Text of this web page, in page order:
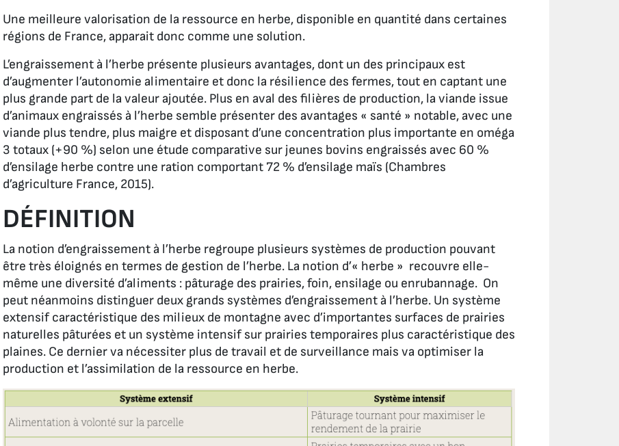
Une meilleure valorisation de la ressource en herbe, disponible en quantité dans certaines
régions de France, apparait donc comme une solution.
L’engraissement à l’herbe présente plusieurs avantages, dont un des principaux est
d’augmenter l’autonomie alimentaire et donc la résilience des fermes, tout en captant une
plus grande part de la valeur ajoutée. Plus en aval des filières de production, la viande issue
d’animaux engraissés à l’herbe semble présenter des avantages « santé » notable, avec une
viande plus tendre, plus maigre et disposant d’une concentration plus importante en oméga
3 totaux (+90 %) selon une étude comparative sur jeunes bovins engraissés avec 60 %
d’ensilage herbe contre une ration comportant 72 % d’ensilage maïs (Chambres
d’agriculture France, 2015).
DÉFINITION
La notion d’engraissement à l’herbe regroupe plusieurs systèmes de production pouvant
être très éloignés en termes de gestion de l’herbe. La notion d’« herbe » recouvre elle-
même une diversité d’aliments : pâturage des prairies, foin, ensilage ou enrubannage. On
peut néanmoins distinguer deux grands systèmes d’engraissement à l’herbe. Un système
extensif caractéristique des milieux de montagne avec d’importantes surfaces de prairies
naturelles pâturées et un système intensif sur prairies temporaires plus caractéristique des
plaines. Ce dernier va nécessiter plus de travail et de surveillance mais va optimiser la
production et l’assimilation de la ressource en herbe.